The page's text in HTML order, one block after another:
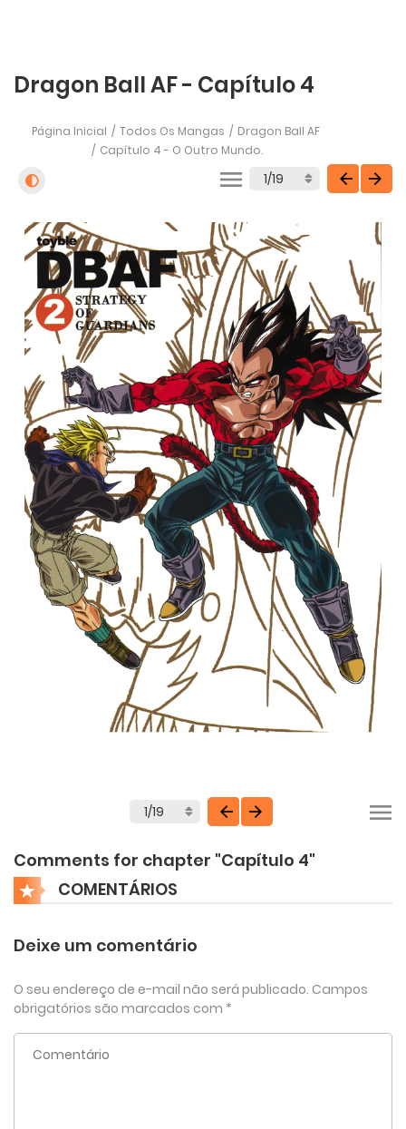
Dragon Ball AF - Capítulo 4
Página Inicial Todos Os Mangas
Dragon Ball AF
Capítulo 4 - O Outro Mundo.
Comments for chapter "Capítulo 4"
COMENTÁRIOS
Deixe um comentário
O seu endereço de e-mail não será publicado. Campos
obrigatórios são marcados com *